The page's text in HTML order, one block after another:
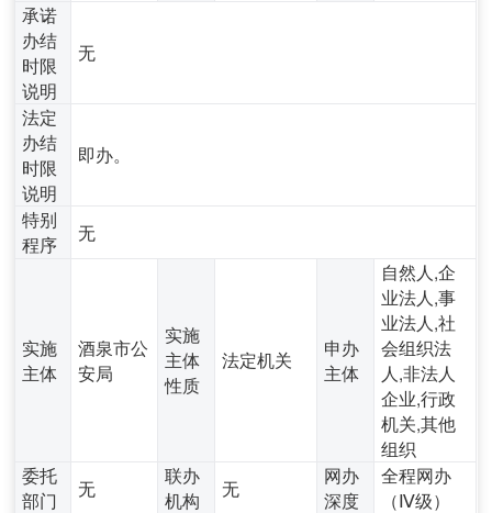
承诺
办结
时限
说明
无
法定
办结
时限
说明
即办。
特别
程序
无
实施
主体
酒泉市公
安局
实施
主体
性质
法定机关
申办
主体
自然人,企
业法人,事
业法人,社
会组织法
人,非法人
企业,行政
机关,其他
组织
委托
部门
无
联办
机构
无
网办
深度
全程网办
（Ⅳ级）